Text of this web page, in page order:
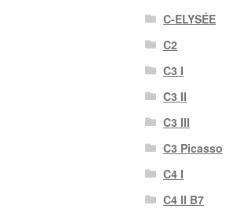
C-ELYSÉE
C2
C3 I
C3 II
C3 III
C3 Picasso
C4 I
C4 II B7